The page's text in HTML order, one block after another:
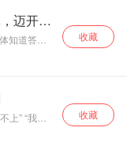
你拥有优
困，内心
际关系和
的方式激
迈开改
知道答
愈课，围
议题，探
5节视频
。
收藏
” “我不
欢我” 领导
风光，你
收藏